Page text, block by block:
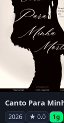
2026 ★ 0.0 1g